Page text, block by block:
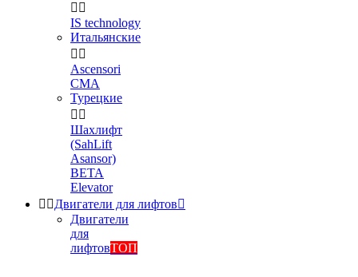
 
IS technology
Итальянские
 
Ascensori
CMA
Турецкие
 
Шахлифт
(SahLift
Asansor)
BETA
Elevator
 Двигатели для лифтов
Двигатели
для
лифтовТОП